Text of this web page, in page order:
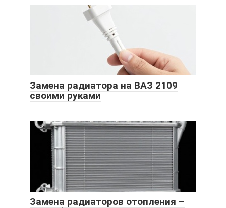
Замена радиатора на ВАЗ 2109
своими руками
Замена радиаторов отопления –